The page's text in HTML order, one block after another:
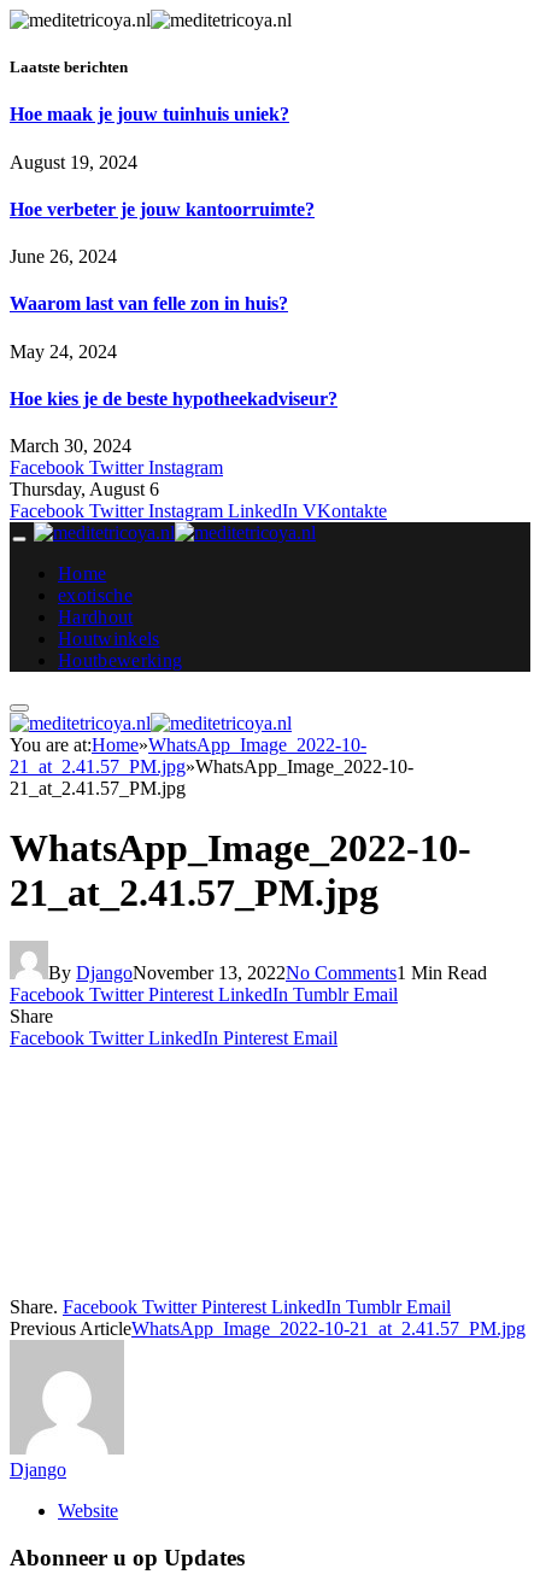
Laatste berichten
Hoe maak je jouw tuinhuis uniek?
August 19, 2024
Hoe verbeter je jouw kantoorruimte?
June 26, 2024
Waarom last van felle zon in huis?
May 24, 2024
Hoe kies je de beste hypotheekadviseur?
March 30, 2024
Facebook Twitter Instagram
Thursday, August 6
Facebook Twitter Instagram LinkedIn VKontakte
Home
exotische
Hardhout
Houtwinkels
Houtbewerking
You are at:Home»WhatsApp_Image_2022-10-
21_at_2.41.57_PM.jpg»WhatsApp_Image_2022-10-
21_at_2.41.57_PM.jpg
WhatsApp_Image_2022-10-
21_at_2.41.57_PM.jpg
By DjangoNovember 13, 2022No Comments1 Min Read
Facebook Twitter Pinterest LinkedIn Tumblr Email
Share
Facebook Twitter LinkedIn Pinterest Email
Share. Facebook Twitter Pinterest LinkedIn Tumblr Email
Previous ArticleWhatsApp_Image_2022-10-21_at_2.41.57_PM.jpg
Django
Website
Abonneer u op Updates